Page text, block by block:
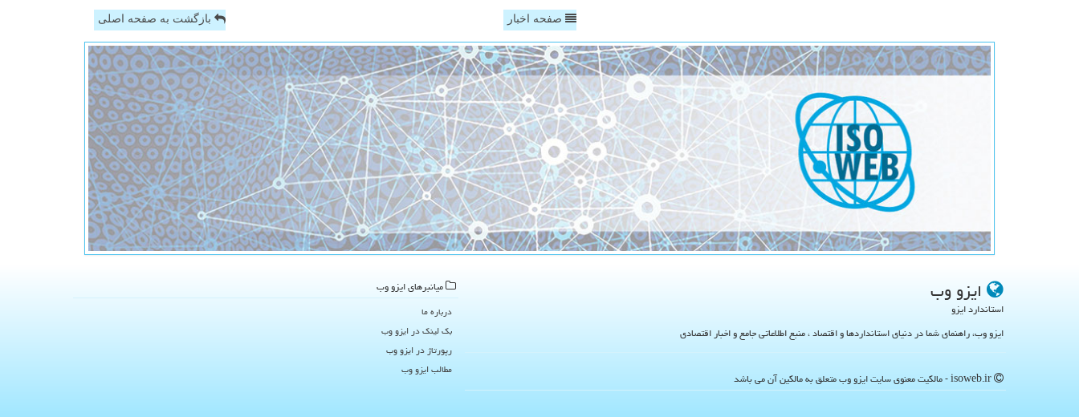
صفحه اخبار بازگشت به صفحه اصلی
ایزو وب
استاندارد ایزو
ایزو وب، راهنمای شما در دنیای استانداردها و اقتصاد ، منبع اطلاعاتی جامع و اخبار اقتصادی
میانبرهای ایزو وب
درباره ما
بک لینک در ایزو وب
رپورتاژ در ایزو وب
مطالب ایزو وب